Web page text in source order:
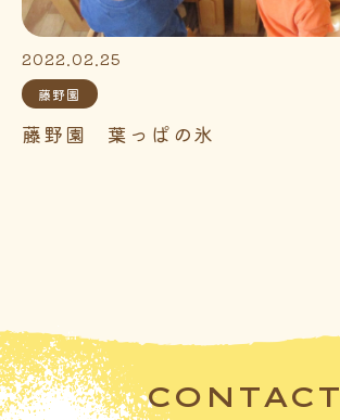
2022.02.25
藤野園
藤野園 葉っぱの氷
CONTACT